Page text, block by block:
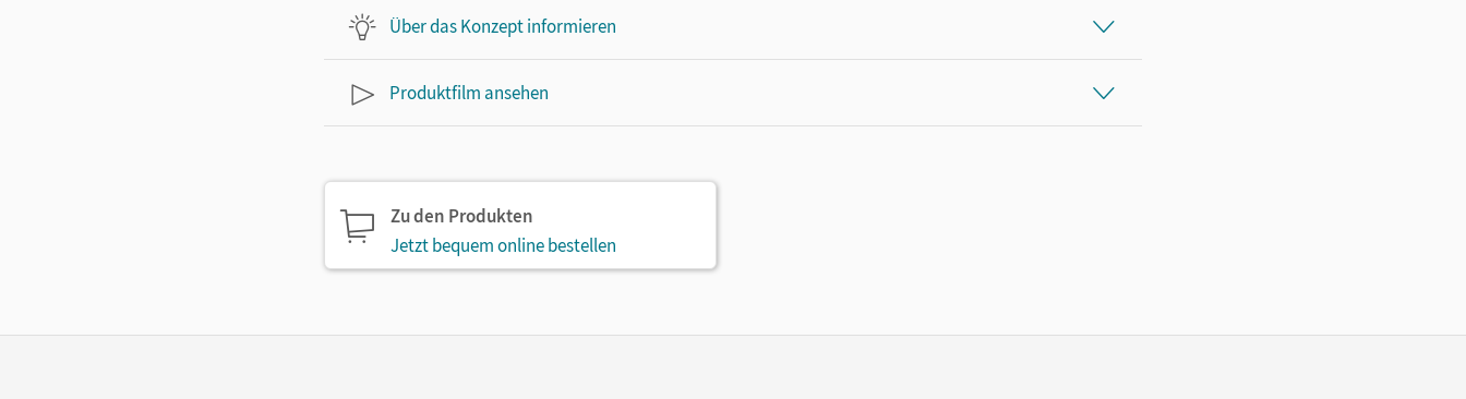
Über das Konzept informieren
Produktfilm ansehen
Zu den Produkten
Jetzt bequem online bestellen